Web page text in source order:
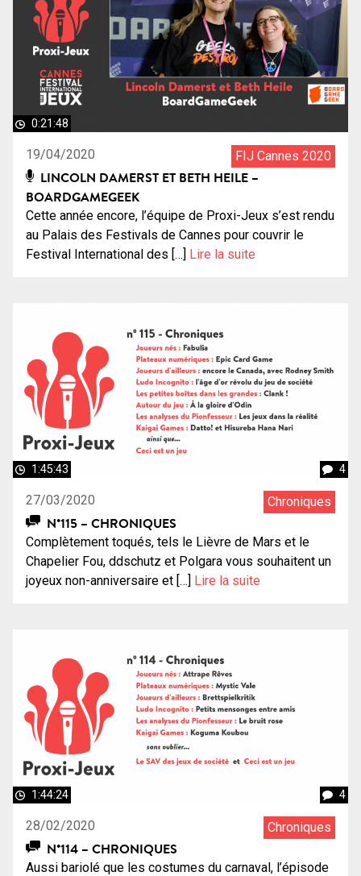
0:21:48
19/04/2020 FIJ Cannes 2020
LINCOLN DAMERST ET BETH HEILE –
BOARDGAMEGEEK
Cette année encore, l’équipe de Proxi-Jeux s’est rendu
au Palais des Festivals de Cannes pour couvrir le
Festival International des […]
Lire la suite
1:45:43 4
27/03/2020 Chroniques
N°115 – CHRONIQUES
Complètement toqués, tels le Lièvre de Mars et le
Chapelier Fou, ddschutz et Polgara vous souhaitent un
joyeux non-anniversaire et […] Lire la suite
1:44:24 4
28/02/2020 Chroniques
N°114 – CHRONIQUES
Aussi bariolé que les costumes du carnaval, l’épisode